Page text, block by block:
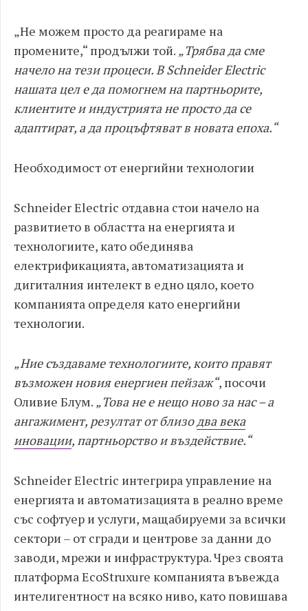
„Не можем просто да реагираме на
промените,“ продължи той. „Трябва да сме
начело на тези процеси. В Schneider Electric
нашата цел е да помогнем на партньорите,
клиентите и индустрията не просто да се
адаптират, а да процъфтяват в новата епоха.“
Необходимост от енергийни технологии
Schneider Electric отдавна стои начело на
развитието в областта на енергията и
технологиите, като обединява
електрификацията, автоматизацията и
дигиталния интелект в едно цяло, което
компанията определя като енергийни
технологии.
„Ние създаваме технологиите, които правят
възможен новия енергиен пейзаж“, посочи
Оливие Блум. „Това не е нещо ново за нас – а
ангажимент, резултат от близодва века
иновации, партньорство и въздействие.“
Schneider Electric интегрира управление на
енергията и автоматизацията в реално време
със софтуер и услуги, мащабируеми за всички
сектори – от сгради и центрове за данни до
заводи, мрежи и инфраструктура. Чрез своята
платформа EcoStruxure компанията въвежда
интелигентност на всяко ниво, като повишава